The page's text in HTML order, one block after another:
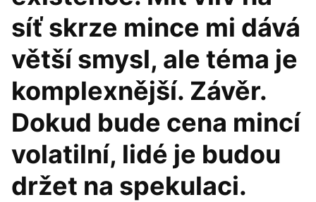
síť skrze mince mi dává
větší smysl, ale téma je
komplexnější. Závěr.
Dokud bude cena mincí
volatilní, lidé je budou
držet na spekulaci.